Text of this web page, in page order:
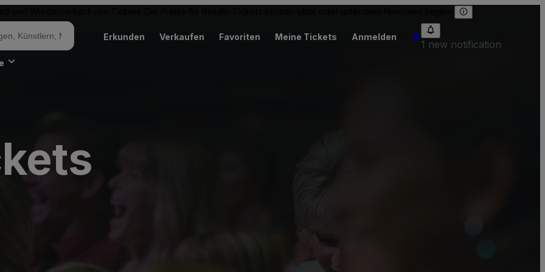
Erkunden Verkaufen Favoriten Meine Tickets Anmelden
1 new notification